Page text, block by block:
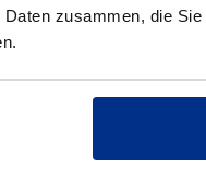
zusammen, die